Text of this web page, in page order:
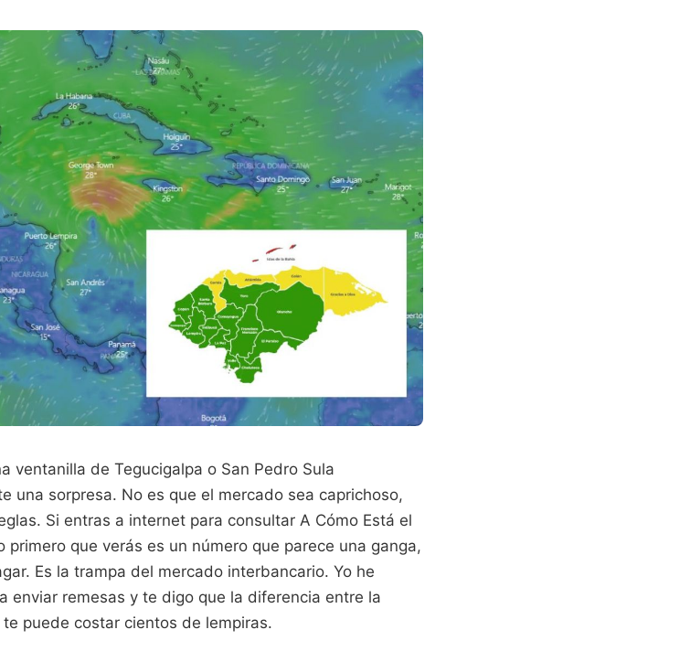
ventanilla de Tegucigalpa o San Pedro Sula
una sorpresa. No es que el mercado sea caprichoso,
Si entras a internet para consultar A Cómo Está el
primero que verás es un número que parece una ganga,
Es la trampa del mercado interbancario. Yo he
enviar remesas y te digo que la diferencia entre la
puede costar cientos de lempiras.